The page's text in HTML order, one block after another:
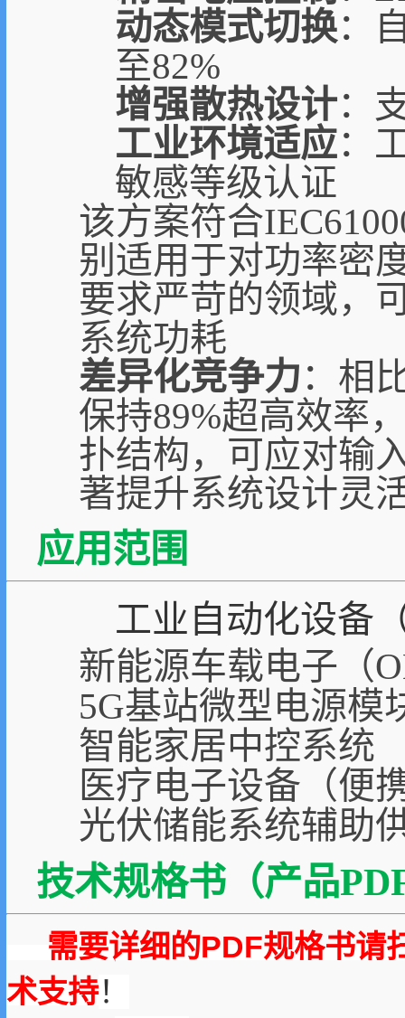
动态模式切换：
至82%
增强散热设计：
工业环境适应：
敏感等级认证
该方案符合
别适用于对功率密
要求严苛的领域，
系统功耗
差异化竞争力：相
保持89%超高效率
扑结构，可应对输
著提升系统设计灵
应用范围
工业自动化设备（
新能源车载电子（
5G基站微型电源模
智能家居中控系统
医疗电子设备（便
光伏储能系统辅助
技术规格书（产品
需要详细的PDF规格书请
术支持！